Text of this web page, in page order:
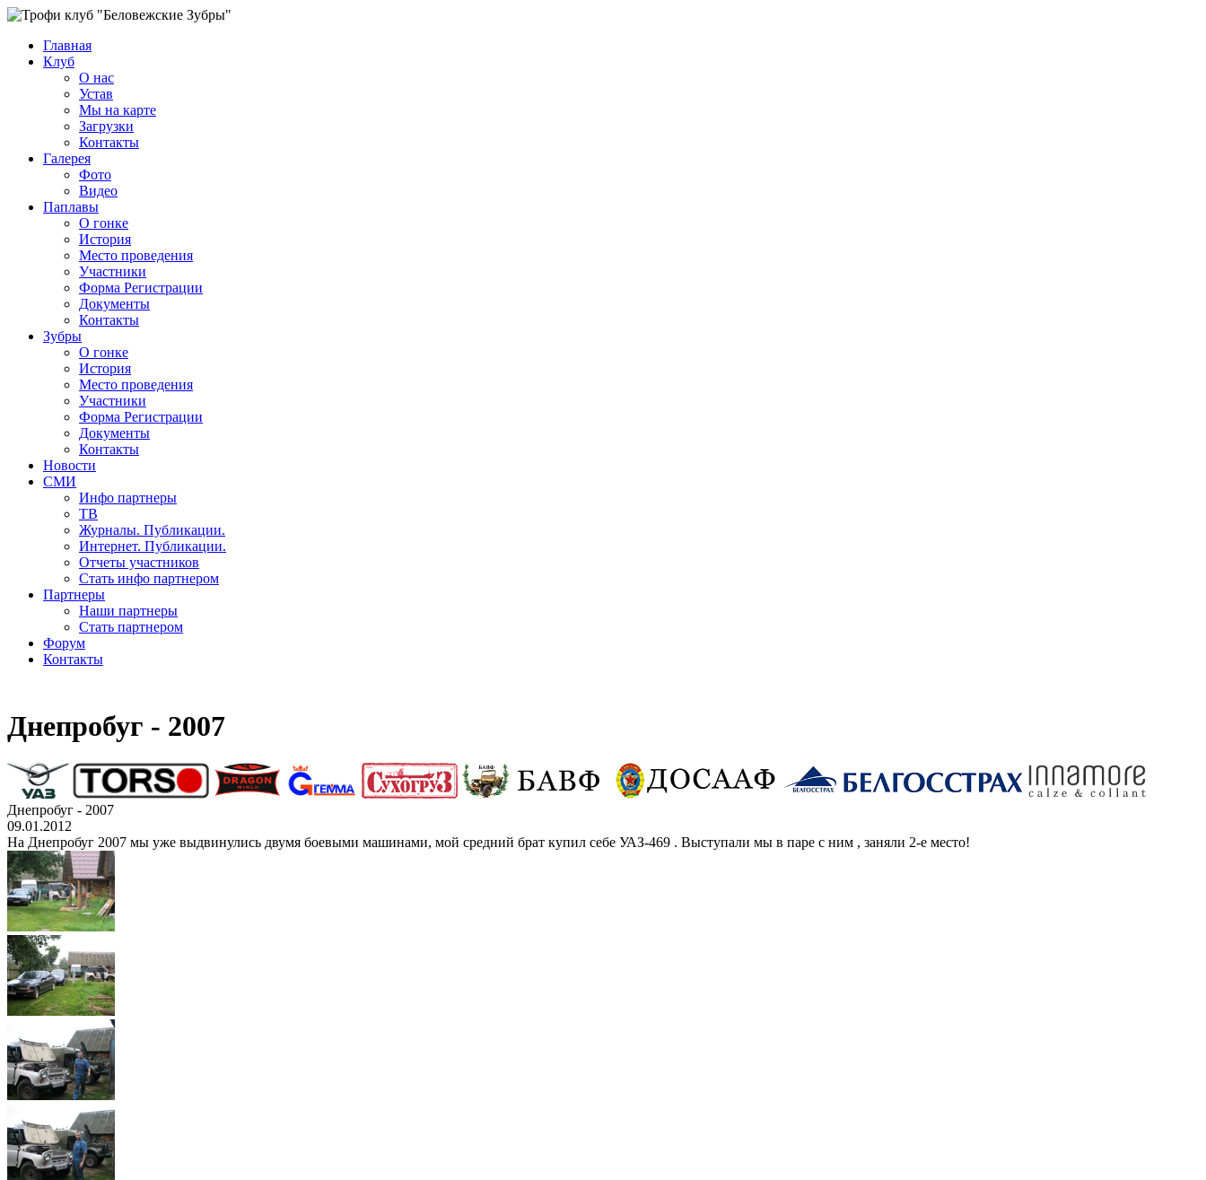
Главная
Клуб
О нас
Устав
Мы на карте
Загрузки
Контакты
Галерея
Фото
Видео
Паплавы
О гонке
История
Место проведения
Участники
Форма Регистрации
Документы
Контакты
Зубры
О гонке
История
Место проведения
Участники
Форма Регистрации
Документы
Контакты
Новости
СМИ
Инфо партнеры
ТВ
Журналы. Публикации.
Интернет. Публикации.
Отчеты участников
Стать инфо партнером
Партнеры
Наши партнеры
Стать партнером
Форум
Контакты
Днепробуг - 2007
Днепробуг - 2007
09.01.2012
На Днепробуг 2007 мы уже выдвинулись двумя боевыми машинами, мой средний брат купил себе УАЗ-469 . Выступали мы в паре с ним , заняли 2-е место!